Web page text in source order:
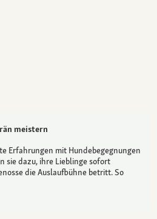
meistern
Erfahrungen mit Hundebegegnungen
sie dazu, ihre Lieblinge sofort
die Auslaufbühne betritt. So